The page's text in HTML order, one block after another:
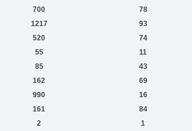
700 78
1217 93
520 74
55 11
85 43
162 69
990 16
161 84
2 1